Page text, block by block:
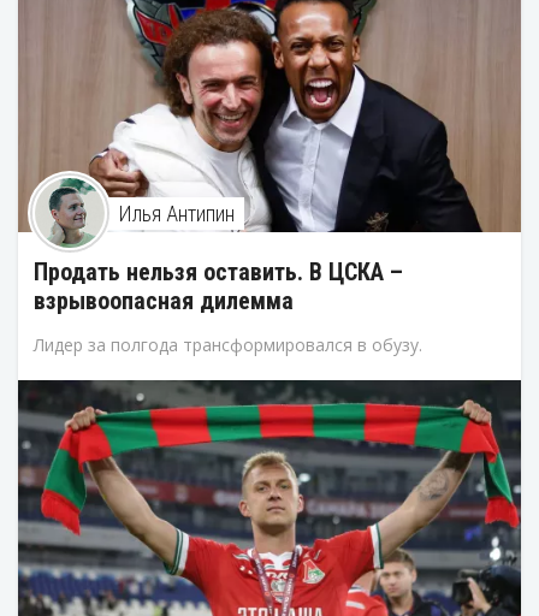
Илья Антипин
Продать нельзя оставить. В ЦСКА –
взрывоопасная дилемма
Лидер за полгода трансформировался в обузу.